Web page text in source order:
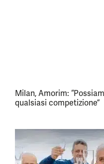
Milan, Amorim:
qualsiasi competizione”